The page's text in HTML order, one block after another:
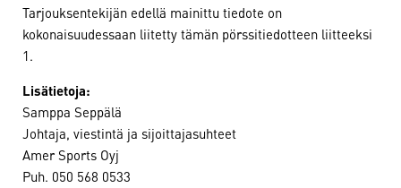
Tarjouksentekijän edellä mainittu tiedote on
kokonaisuudessaan liitetty tämän pörssitiedotteen liitteeksi
1.
Lisätietoja:
Samppa Seppälä
Johtaja, viestintä ja sijoittajasuhteet
Amer Sports Oyj
Puh. 050 568 0533